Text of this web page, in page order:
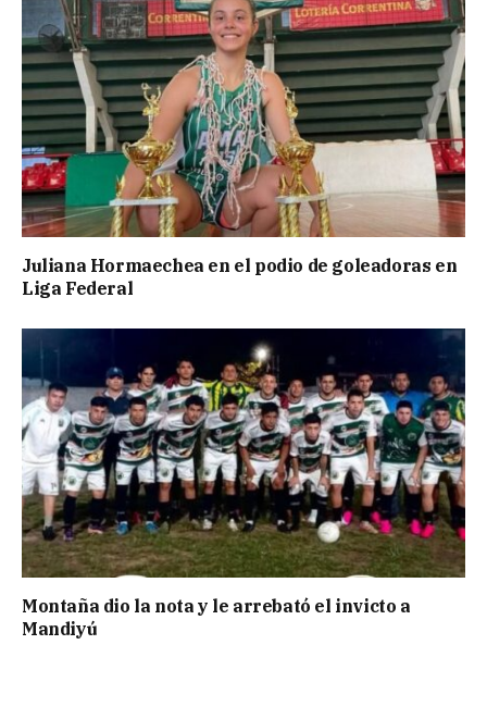
Juliana Hormaechea en el podio de goleadoras en
Liga Federal
Montaña dio la nota y le arrebató el invicto a
Mandiyú